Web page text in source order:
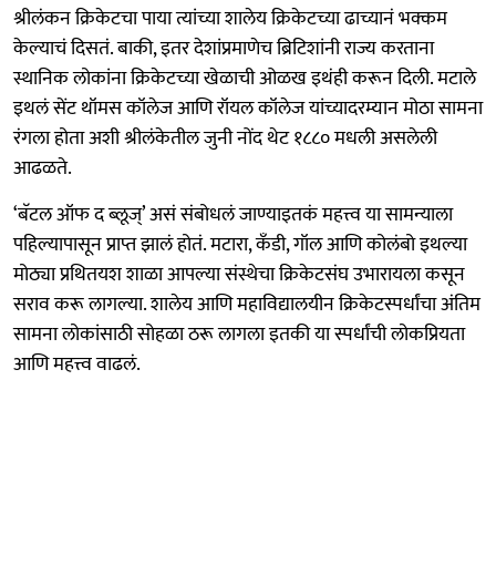
श्रीलंकन क्रिकेटचा पाया त्यांच्या शालेय क्रिकेटच्या ढाच्यानं भक्कम
केल्याचं दिसतं. बाकी, इतर देशांप्रमाणेच ब्रिटिशांनी राज्य करताना
स्थानिक लोकांना क्रिकेटच्या खेळाची ओळख इथंही करून दिली. मटाले
इथलं सेंट थॉमस कॉलेज आणि रॉयल कॉलेज यांच्यादरम्यान मोठा सामना
रंगला होता अशी श्रीलंकेतील जुनी नोंद थेट १८८० मधली असलेली
आढळते.
‘बॅटल ऑफ द ब्लूज्’ असं संबोधलं जाण्याइतकं महत्त्व या सामन्याला
पहिल्यापासून प्राप्त झालं होतं. मटारा, कँडी, गॉल आणि कोलंबो इथल्या
मोठ्या प्रथितयश शाळा आपल्या संस्थेचा क्रिकेटसंघ उभारायला कसून
सराव करू लागल्या. शालेय आणि महाविद्यालयीन क्रिकेटस्पर्धांचा अंतिम
सामना लोकांसाठी सोहळा ठरू लागला इतकी या स्पर्धांची लोकप्रियता
आणि महत्त्व वाढलं.